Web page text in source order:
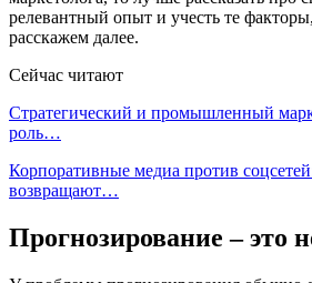
релевантный опыт и учесть те
расскажем далее.
Сейчас читают
Стратегический и промышленный
роль…
Корпоративные медиа против
возвращают…
Прогнозирование – это